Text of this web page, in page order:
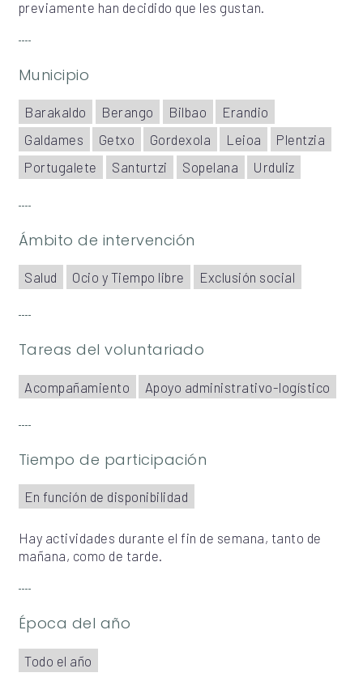
previamente han decidido que les gustan.
Municipio
Barakaldo Berango Bilbao
Erandio
Galdames
Getxo Gordexola Leioa
Plentzia
Portugalete
Santurtzi Sopelana Urduliz
Ámbito de intervención
Salud Ocio y Tiempo libre Exclusión social
Tareas del voluntariado
Acompañamiento Apoyo administrativo-logístico
Tiempo de participación
En función de disponibilidad
Hay actividades durante el fin de semana, tanto de
mañana, como de tarde.
Época del año
Todo el año